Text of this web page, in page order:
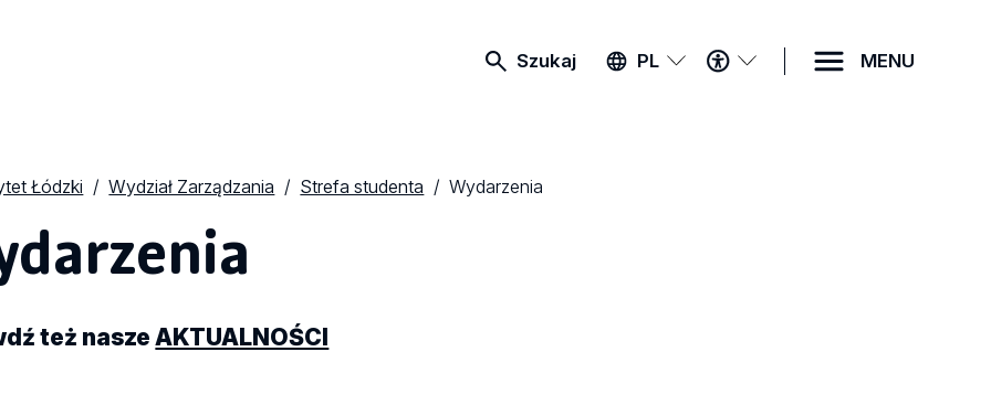
Szukaj PL
MENU
DOSTĘPNOŚCI
MENU
Łódzki Wydział Zarządzania Strefa studenta Wydarzenia
też naszeAKTUALNOŚCI